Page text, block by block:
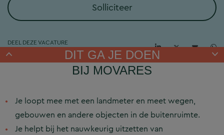
Solliciteer
DEEL DEZE VACATURE
DIT GA JE DOEN
BIJ MOVARES
Je loopt mee met een landmeter en meet wegen,
gebouwen en andere objecten in de buitenruimte.
Je helpt bij het nauwkeurig uitzetten van